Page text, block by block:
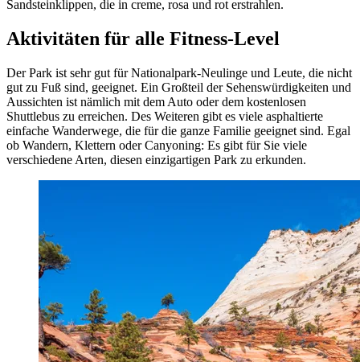
Sandsteinklippen, die in creme, rosa und rot erstrahlen.
Aktivitäten für alle Fitness-Level
Der Park ist sehr gut für Nationalpark-Neulinge und Leute, die nicht
gut zu Fuß sind, geeignet. Ein Großteil der Sehenswürdigkeiten und
Aussichten ist nämlich mit dem Auto oder dem kostenlosen
Shuttlebus zu erreichen. Des Weiteren gibt es viele asphaltierte
einfache Wanderwege, die für die ganze Familie geeignet sind. Egal
ob Wandern, Klettern oder Canyoning: Es gibt für Sie viele
verschiedene Arten, diesen einzigartigen Park zu erkunden.